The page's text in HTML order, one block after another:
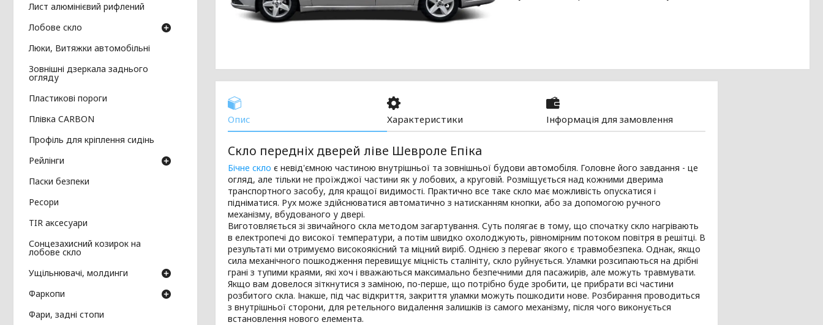
Опис Характеристики Інформація для замовлення
Скло передніх дверей ліве Шевроле Епіка
Бічне скло є невід'ємною частиною внутрішньої та зовнішньої будови автомобіля. Головне його завдання - це
огляд, але тільки не проїжджої частини як у лобових, а круговій. Розміщується над кожними дверима
транспортного засобу, для кращої видимості. Практично все таке скло має можливість опускатися і
підніматися. Рух може здійснюватися автоматично з натисканням кнопки, або за допомогою ручного
механізму, вбудованого у двері.
Виготовляється зі звичайного скла методом загартування. Суть полягає в тому, що спочатку скло нагрівають
в електропечі до високої температури, а потім швидко охолоджують, рівномірним потоком повітря в решітці. В
результаті ми отримуємо високоякісний та міцний виріб. Однією з переваг якого є травмобезпека. Однак, якщо
сила механічного пошкодження перевищує міцність сталініту, скло руйнується. Уламки розсипаються на дрібні
грані з тупими краями, які хоч і вважаються максимально безпечними для пасажирів, але можуть травмувати.
Якщо вам довелося зіткнутися з заміною, по-перше, що потрібно буде зробити, це прибрати всі частини
розбитого скла. Інакше, під час відкриття, закриття уламки можуть пошкодити нове. Розбирання проводиться
з внутрішньої сторони, для ретельного видалення залишків із самого механізму, після чого виконується
встановлення нового елемента.
Лист алюмінієвий рифлений
Лобове скло
Люки, Витяжки автомобільні
Зовнішні дзеркала заднього
огляду
Пластикові пороги
Плівка CARBON
Профіль для кріплення сидінь
Рейлінги
Паски безпеки
Ресори
TIR аксесуари
Сонцезахисний козирок на
лобове скло
Ущільнювачі, молдинги
Фаркопи
Фари, задні стопи